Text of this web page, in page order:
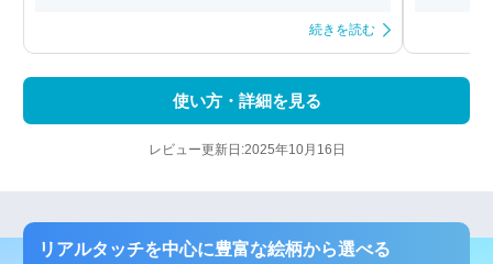
続きを読む
使い方・詳細を見る
レビュー更新日:2025年10月16日
リアルタッチを中心に豊富な絵柄から選べる